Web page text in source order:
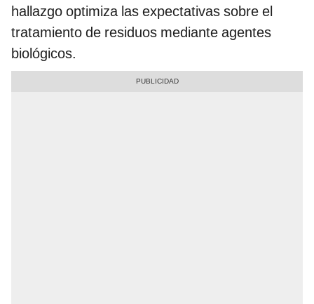
hallazgo optimiza las expectativas sobre el
tratamiento de residuos mediante agentes
biológicos.